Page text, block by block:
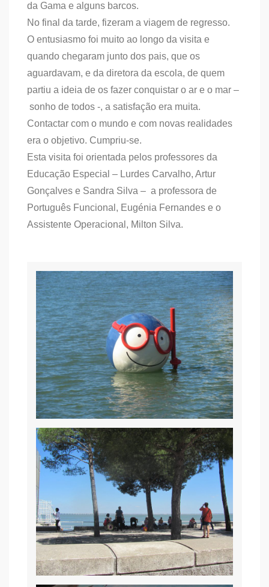
da Gama e alguns barcos.
No final da tarde, fizeram a viagem de regresso.
O entusiasmo foi muito ao longo da visita e
quando chegaram junto dos pais, que os
aguardavam, e da diretora da escola, de quem
partiu a ideia de os fazer conquistar o ar e o mar –
sonho de todos -, a satisfação era muita.
Contactar com o mundo e com novas realidades
era o objetivo. Cumpriu-se.
Esta visita foi orientada pelos professores da
Educação Especial – Lurdes Carvalho, Artur
Gonçalves e Sandra Silva – a professora de
Português Funcional, Eugénia Fernandes e o
Assistente Operacional, Milton Silva.